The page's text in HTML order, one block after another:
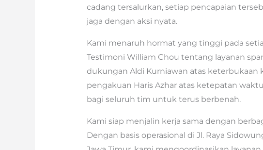
cadang tersalurkan, setiap pencapaian
jaga dengan aksi nyata.
Kami menaruh hormat yang tinggi pada
Testimoni William Chou tentang layanan
dukungan Aldi Kurniawan atas keterbukaan
pengakuan Haris Azhar atas ketepatan
bagi seluruh tim untuk terus berbenah.
Kami siap menjalin kerja sama dengan
Dengan basis operasional di Jl. Raya